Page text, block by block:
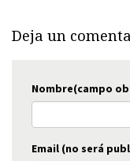
Deja un
Nombre(campo
Email (no será